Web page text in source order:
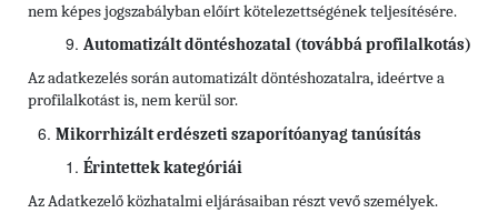
nem képes jogszabályban előírt kötelezettségének teljesítésére.
Automatizált döntéshozatal (továbbá profilalkotás)
Az adatkezelés során automatizált döntéshozatalra, ideértve a
profilalkotást is, nem kerül sor.
Mikorrhizált erdészeti szaporítóanyag tanúsítás
Érintettek kategóriái
Az Adatkezelő közhatalmi eljárásaiban részt vevő személyek.